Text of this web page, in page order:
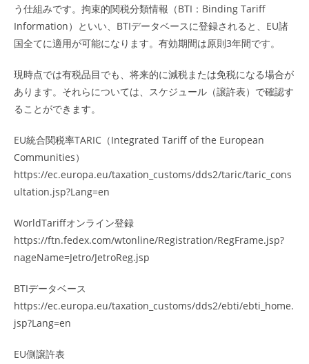
う仕組みです。拘束的関税分類情報（BTI：Binding Tariff
Information）といい、BTIデータベースに登録されると、EU諸
国全てに適用が可能になります。有効期間は原則3年間です。
現時点では有税品目でも、将来的に減税または免税になる場合が
あります。それらについては、スケジュール（譲許表）で確認す
ることができます。
EU統合関税率TARIC（Integrated Tariff of the European
Communities）
https://ec.europa.eu/taxation_customs/dds2/taric/taric_cons
ultation.jsp?Lang=en
WorldTariffオンライン登録
https://ftn.fedex.com/wtonline/Registration/RegFrame.jsp?
nageName=Jetro/JetroReg.jsp
BTIデータベース
https://ec.europa.eu/taxation_customs/dds2/ebti/ebti_home.
jsp?Lang=en
EU側譲許表